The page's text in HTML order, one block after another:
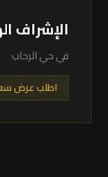
الإشراف
في حي الرحاب
اطلب عرض